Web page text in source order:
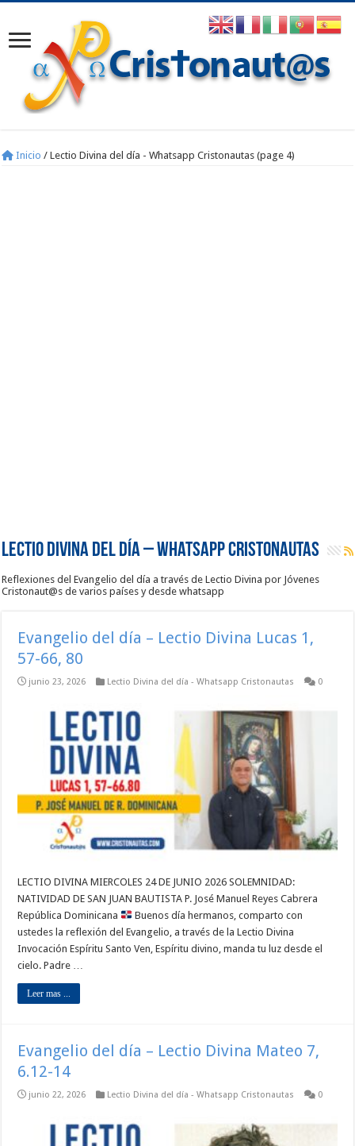
Inicio / Lectio Divina del día - Whatsapp Cristonautas (page 4)
Lectio Divina del día – Whatsapp Cristonautas
Reflexiones del Evangelio del día a través de Lectio Divina por Jóvenes
Cristonaut@s de varios países y desde whatsapp
Evangelio del día – Lectio Divina Lucas 1,
57-66, 80
junio 23, 2026 Lectio Divina del día - Whatsapp Cristonautas 0
LECTIO DIVINA MIERCOLES 24 DE JUNIO 2026 SOLEMNIDAD:
NATIVIDAD DE SAN JUAN BAUTISTA P. José Manuel Reyes Cabrera
República Dominicana
Buenos día hermanos, comparto con
ustedes la reflexión del Evangelio, a través de la Lectio Divina
Invocación Espíritu Santo Ven, Espíritu divino, manda tu luz desde el
cielo. Padre …
Leer mas ...
Evangelio del día – Lectio Divina Mateo 7,
6.12-14
junio 22, 2026 Lectio Divina del día - Whatsapp Cristonautas 0